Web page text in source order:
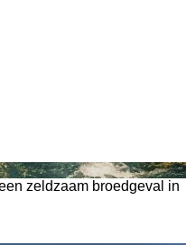
zeldzaam broedgeval